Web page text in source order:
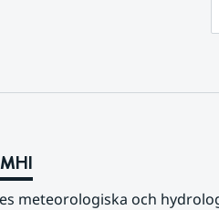
meteorologiska och